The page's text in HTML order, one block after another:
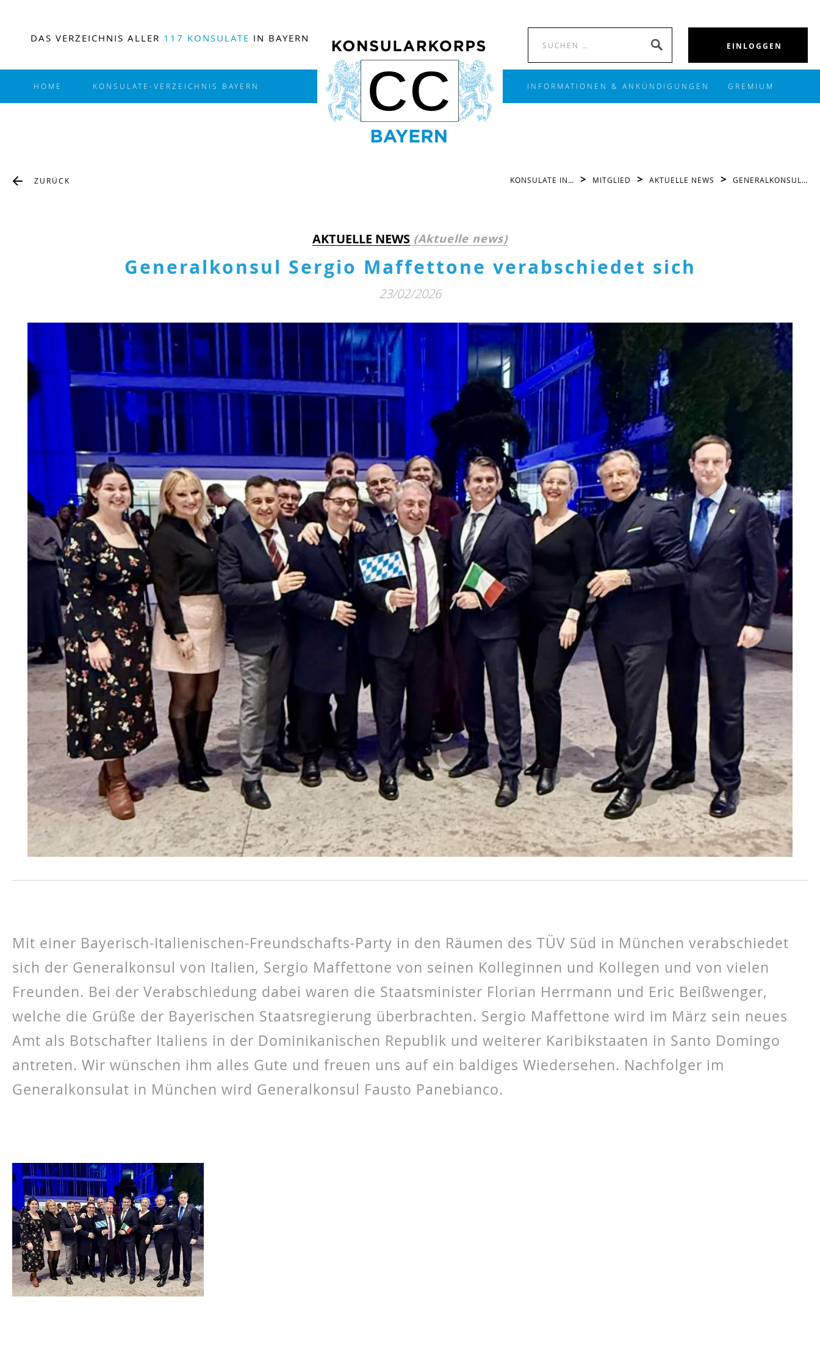
DAS VERZEICHNIS ALLER 117 KONSULATE IN BAYERN
EINLOGGEN
HOME KONSULATE-VERZEICHNIS BAYERN INFORMATIONEN & ANKÜNDIGUNGEN GREMIUM
ZURÜCK KONSULATE IN… > MITGLIED > AKTUELLE NEWS > GENERALKONSUL…
AKTUELLE NEWS (Aktuelle news)
Generalkonsul Sergio Maffettone verabschiedet sich
23/02/2026
Mit einer Bayerisch-Italienischen-Freundschafts-Party in den Räumen des TÜV Süd in München verabschiedet
sich der Generalkonsul von Italien, Sergio Maffettone von seinen Kolleginnen und Kollegen und von vielen
Freunden. Bei der Verabschiedung dabei waren die Staatsminister Florian Herrmann und Eric Beißwenger,
welche die Grüße der Bayerischen Staatsregierung überbrachten. Sergio Maffettone wird im März sein neues
Amt als Botschafter Italiens in der Dominikanischen Republik und weiterer Karibikstaaten in Santo Domingo
antreten. Wir wünschen ihm alles Gute und freuen uns auf ein baldiges Wiedersehen. Nachfolger im
Generalkonsulat in München wird Generalkonsul Fausto Panebianco.